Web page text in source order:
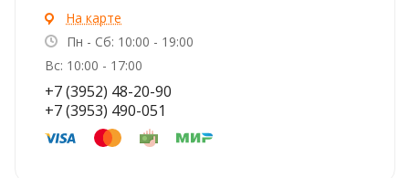
На карте
Пн - Сб: 10:00 - 19:00
Вс: 10:00 - 17:00
+7 (3952) 48-20-90
+7 (3953) 490-051